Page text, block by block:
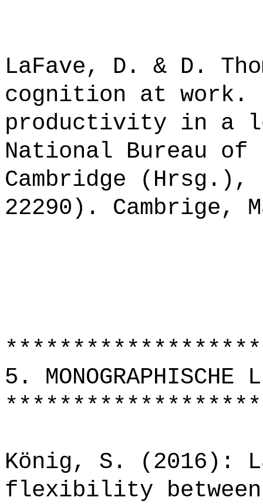
LaFave, D. & D.
cognition at work.
productivity in a
National Bureau of
Cambridge (Hrsg.),
22290). Cambrige,
5. MONOGRAPHISCHE
König, S. (2016):
flexibility